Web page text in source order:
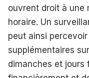
ouvrent droit à une
horaire. Un
peut ainsi
supplémentaires
dimanches et jours